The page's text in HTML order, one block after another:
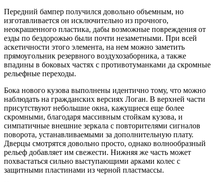
Передний бампер получился довольно объемным, но
изготавливается он исключительно из прочного,
неокрашенного пластика, дабы возможные повреждения от
езды по бездорожью были почти незаметными. При всей
аскетичности этого элемента, на нем можно заметить
прямоугольник резервного воздухозаборника, а также
впадины в боковых частях с противотуманками да скромные
рельефные переходы.
Бока нового кузова выполнены идентично тому, что можно
наблюдать на гражданских версиях Логан. В верхней части
присутствуют небольшие окна, кажущиеся еще более
скромными, благодаря массивным стойкам кузова, и
симпатичные внешние зеркала с повторителями сигналов
поворота, устанавливаемыми за дополнительную плату.
Дверцы смотрятся довольно просто, однако волнообразный
рельеф добавляет им свежести. Нижняя же часть может
похвастаться сильно выступающими арками колес с
защитными пластинами из черной пластмассы.